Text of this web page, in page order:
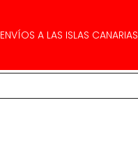
A LAS ISLAS CANARIAS